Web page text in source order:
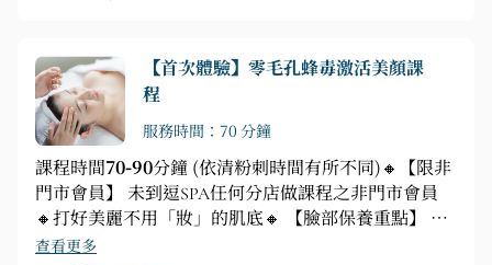
【首次體驗】零毛孔蜂毒激活美顏課
程
服務時間：70 分鐘
課程時間70-90分鐘 (依清粉刺時間有所不同)🔸【限非
門市會員】 未到逗SPA任何分店做課程之非門市會員
🔸打好美麗不用「妝」的肌底🔸 【臉部保養重點】 臉
部深層清潔►毛孔淨化►水化精華+蜂毒激活按摩►緊
查看更多